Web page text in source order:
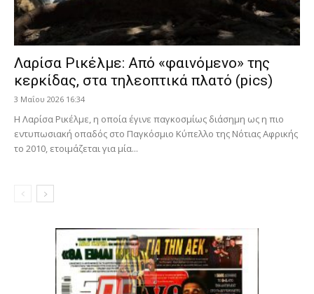
Λαρίσα Ρικέλμε: Από «φαινόμενο» της
κερκίδας, στα τηλεοπτικά πλατό (pics)
3 Μαΐου 2026 16:34
Η Λαρίσα Ρικέλμε, η οποία έγινε παγκοσμίως διάσημη ως η πιο
εντυπωσιακή οπαδός στο Παγκόσμιο Κύπελλο της Νότιας Αφρικής
το 2010, ετοιμάζεται για μία...